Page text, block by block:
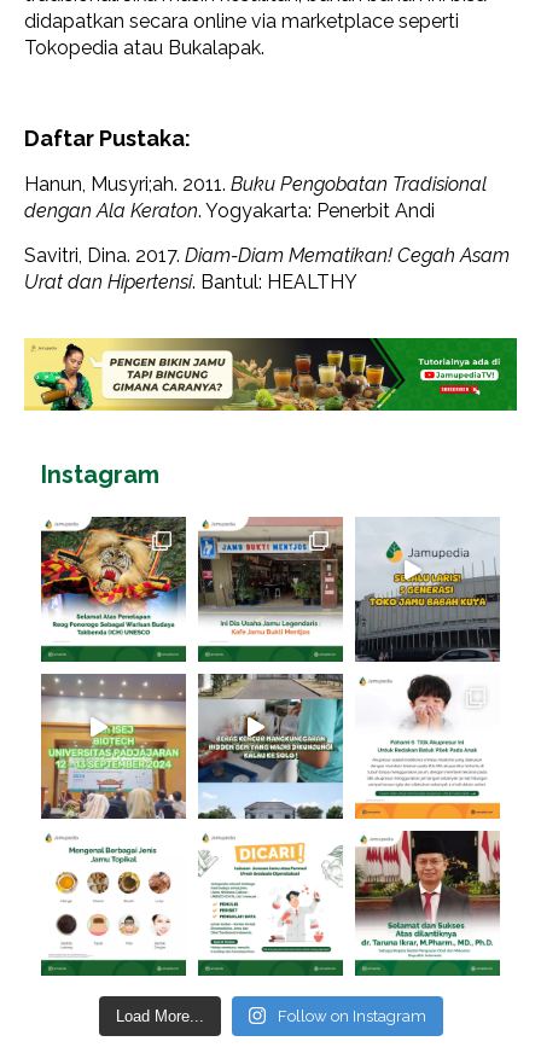
didapatkan secara online via marketplace seperti
Tokopedia atau Bukalapak.
Daftar Pustaka:
Hanun, Musyri;ah. 2011. Buku Pengobatan Tradisional
dengan Ala Keraton. Yogyakarta: Penerbit Andi
Savitri, Dina. 2017. Diam-Diam Mematikan! Cegah Asam
Urat dan Hipertensi. Bantul: HEALTHY
Instagram
Load More... Follow on Instagram